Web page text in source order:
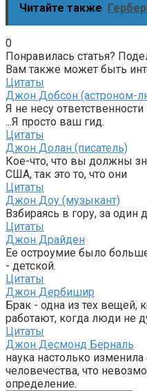
Читайте также
0
Понравилась статья?
Вам также может быть
Цитаты
Джон Добсон (астроном-
Я не несу
...Я просто ваш гид.
Цитаты
Джон Долан (писатель)
Кое-что, что вы должны
США, так это то, что они
Цитаты
Джон Доу (музыкант)
Взбираясь в гору, за один
Цитаты
Джон Драйден
Ее остроумие было
- детской.
Цитаты
Джон Дербишир
Брак - одна из тех вещей,
работают, когда люди не
Цитаты
Джон Десмонд Берналь
наука настолько
человечества, что
определение.